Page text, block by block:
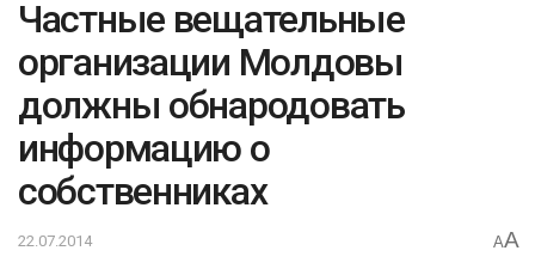
Частные вещательные
организации Молдовы
должны обнародовать
информацию о
собственниках
22.07.2014 AA